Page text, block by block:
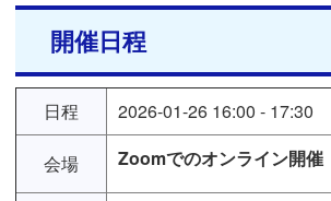
開催日程
日程 2026-01-26 16:00 - 17:30
会場 Zoomでのオンライン開催